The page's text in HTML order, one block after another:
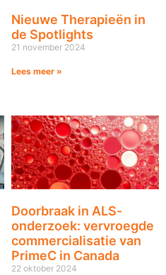
Nieuwe Therapieën in
de Spotlights
21 november 2024
Lees meer »
Doorbraak in ALS-
onderzoek: vervroegde
commercialisatie van
PrimeC in Canada
22 oktober 2024